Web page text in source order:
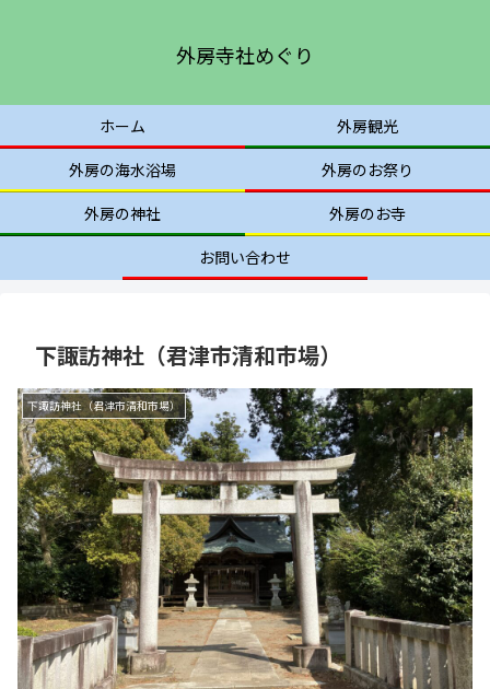
外房寺社めぐり
ホーム
外房観光
外房の海水浴場
外房のお祭り
外房の神社
外房のお寺
お問い合わせ
下諏訪神社（君津市清和市場）
下諏訪神社（君津市清和市場）